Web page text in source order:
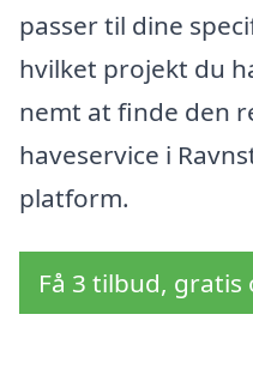
passer til dine
hvilket projekt du
nemt at finde den
haveservice i
platform.
Få 3 tilbud,